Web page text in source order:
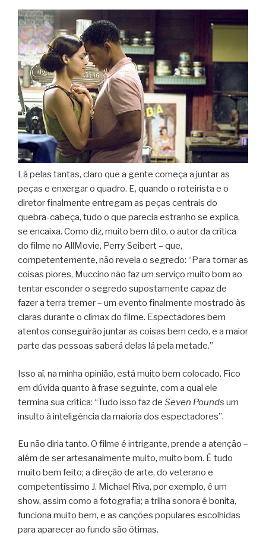
Lá pelas tantas, claro que a gente começa a juntar as
peças e enxergar o quadro. E, quando o roteirista e o
diretor finalmente entregam as peças centrais do
quebra-cabeça, tudo o que parecia estranho se explica,
se encaixa. Como diz, muito bem dito, o autor da crítica
do filme no AllMovie, Perry Seibert – que,
competentemente, não revela o segredo: “Para tornar as
coisas piores, Muccino não faz um serviço muito bom ao
tentar esconder o segredo supostamente capaz de
fazer a terra tremer – um evento finalmente mostrado às
claras durante o clímax do filme. Espectadores bem
atentos conseguirão juntar as coisas bem cedo, e a maior
parte das pessoas saberá delas lá pela metade.”
Isso aí, na minha opinião, está muito bem colocado. Fico
em dúvida quanto à frase seguinte, com a qual ele
termina sua crítica: “Tudo isso faz de Seven Pounds um
insulto à inteligência da maioria dos espectadores”.
Eu não diria tanto. O filme é intrigante, prende a atenção –
além de ser artesanalmente muito, muito bom. É tudo
muito bem feito; a direção de arte, do veterano e
competentíssimo J. Michael Riva, por exemplo, é um
show, assim como a fotografia; a trilha sonora é bonita,
funciona muito bem, e as canções populares escolhidas
para aparecer ao fundo são ótimas.